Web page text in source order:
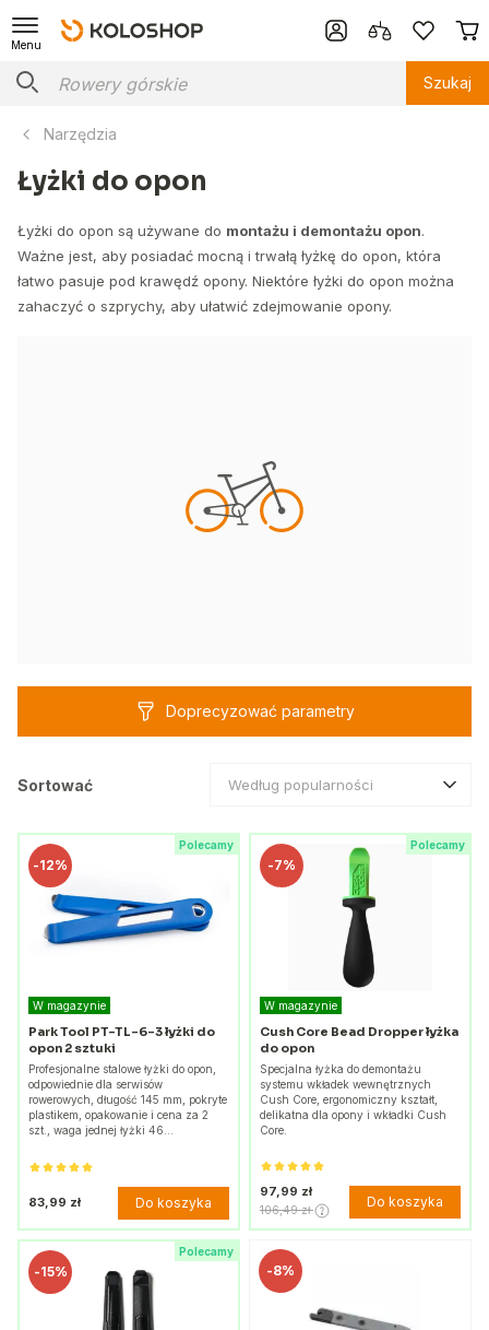
Menu
Szukaj
Narzędzia
Łyżki do opon
Łyżki do opon są używane do montażu i demontażu opon.
Ważne jest, aby posiadać mocną i trwałą łyżkę do opon, która
łatwo pasuje pod krawędź opony. Niektóre łyżki do opon można
zahaczyć o szprychy, aby ułatwić zdejmowanie opony.
Doprecyzować parametry
Sortować Według popularności
Polecamy
-12%
W magazynie
Park Tool PT-TL-6-3 łyżki do
opon 2 sztuki
Profesjonalne stalowe łyżki do opon,
odpowiednie dla serwisów
rowerowych, długość 145 mm, pokryte
plastikem, opakowanie i cena za 2
szt., waga jednej łyżki 46…
83,99 zł Do koszyka
Polecamy
-7%
W magazynie
Cush Core Bead Dropper łyżka
do opon
Specjalna łyżka do demontażu
systemu wkładek wewnętrznych
Cush Core, ergonomiczny kształt,
delikatna dla opony i wkładki Cush
Core.
97,99 zł
106,49 zł Do koszyka
Polecamy
-15% -8%